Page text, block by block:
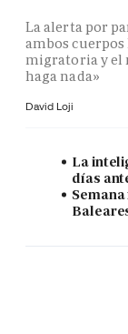
La alerta por
ambos
migratoria y el
haga nada»
David Loji
La
días